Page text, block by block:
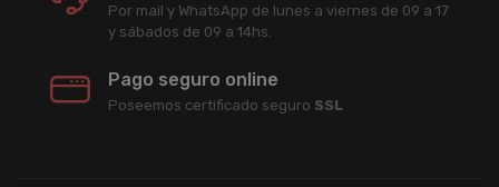
Por mail y WhatsApp de lunes a viernes de 09 a 17
y sábados de 09 a 14hs.
Pago seguro online
Poseemos certificado seguro SSL